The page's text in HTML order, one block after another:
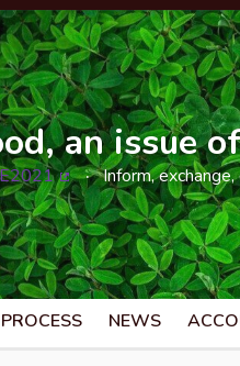
an issue
(External link)
Inform,
NEWS